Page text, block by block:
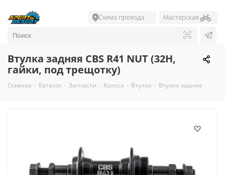
Схема проезда Мастерская
Втулка задняя CBS R41 NUT (32H,
гайки, под трещотку)
Главная - Каталог - Запчасти - Колеса - Втулки - Втулки задние